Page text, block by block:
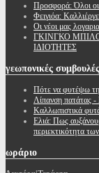
Προσφορά: Όλοι οι
Φειγιόα:
Oι νέοι μας
ΓΚΙΝΓΚΟ
ΙΔΙΟΤΗΤΕΣ
γεωπονικές συμβουλές
Πότε να φυτέψω
Λίπανση πατάτας -
Καλλωπιστικά
Ελιά: Πως
περιεκτικότητα
ωράριο